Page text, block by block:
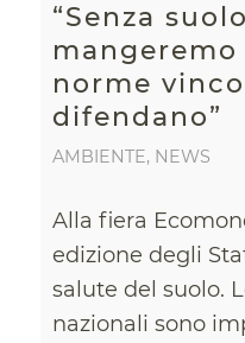
“Senza
norme
difendano”
AMBIENTE, NEWS
Alla fiera
edizione degli
salute del suolo.
nazionali sono